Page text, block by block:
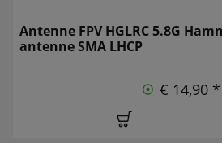
Antenne FPV HGLRC 5.8G
antenne SMA LHCP
€ 14,90 *